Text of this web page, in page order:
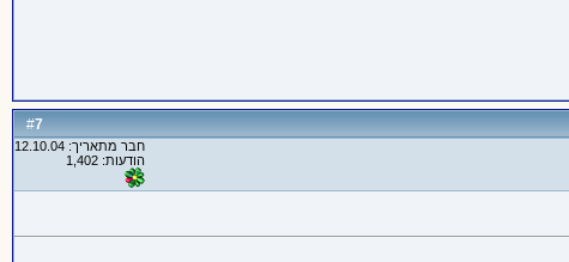
#
7
חבר מתאריך: 12.10.04
הודעות: 1,402